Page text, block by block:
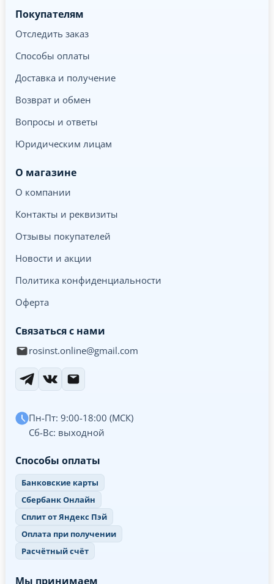
Покупателям
Отследить заказ
Способы оплаты
Доставка и получение
Возврат и обмен
Вопросы и ответы
Юридическим лицам
О магазине
О компании
Контакты и реквизиты
Отзывы покупателей
Новости и акции
Политика конфиденциальности
Оферта
Связаться с нами
rosinst.online@gmail.com
Пн-Пт: 9:00-18:00 (МСК)
Сб-Вс: выходной
Способы оплаты
Банковские карты
Сбербанк Онлайн
Сплит от Яндекс Пэй
Оплата при получении
Расчётный счёт
Мы принимаем